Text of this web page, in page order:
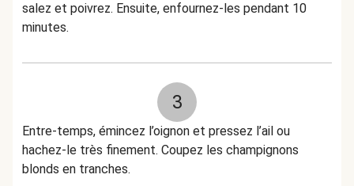
salez et poivrez. Ensuite, enfournez-les pendant 10
minutes.
3
Entre-temps, émincez l’oignon et pressez l’ail ou
hachez-le très finement. Coupez les champignons
blonds en tranches.